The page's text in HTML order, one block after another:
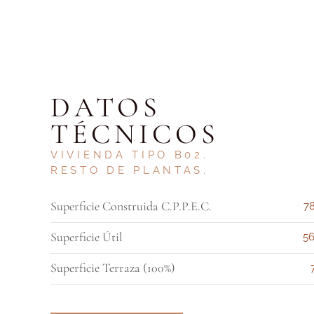
DATOS
TÉCNICOS
VIVIENDA TIPO B02.
RESTO DE PLANTAS .
Superficie Construida C.P.P.E.C.
Superficie Útil
Superficie Terraza (100%)